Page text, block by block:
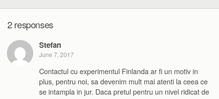
2 responses
Stefan
June 7, 2017
Contactul cu experimentul Finlanda ar fi un motiv in
plus, pentru noi, sa devenim mult mai atenti la ceea ce
se intampla in jur. Daca pretul pentru un nivel ridicat de